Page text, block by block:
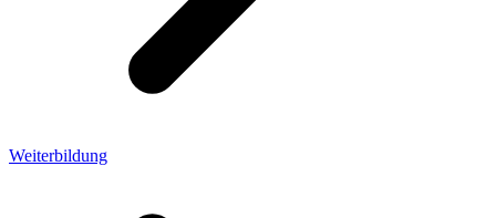
Weiterbildung